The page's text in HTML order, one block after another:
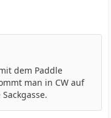
dem Paddle
man in CW auf